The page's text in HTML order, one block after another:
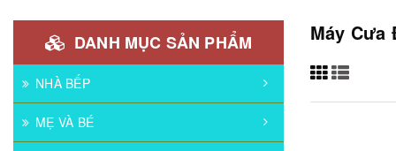
Máy Cưa
DANH MỤC SẢN PHẨM
NHÀ BẾP
MẸ VÀ BÉ